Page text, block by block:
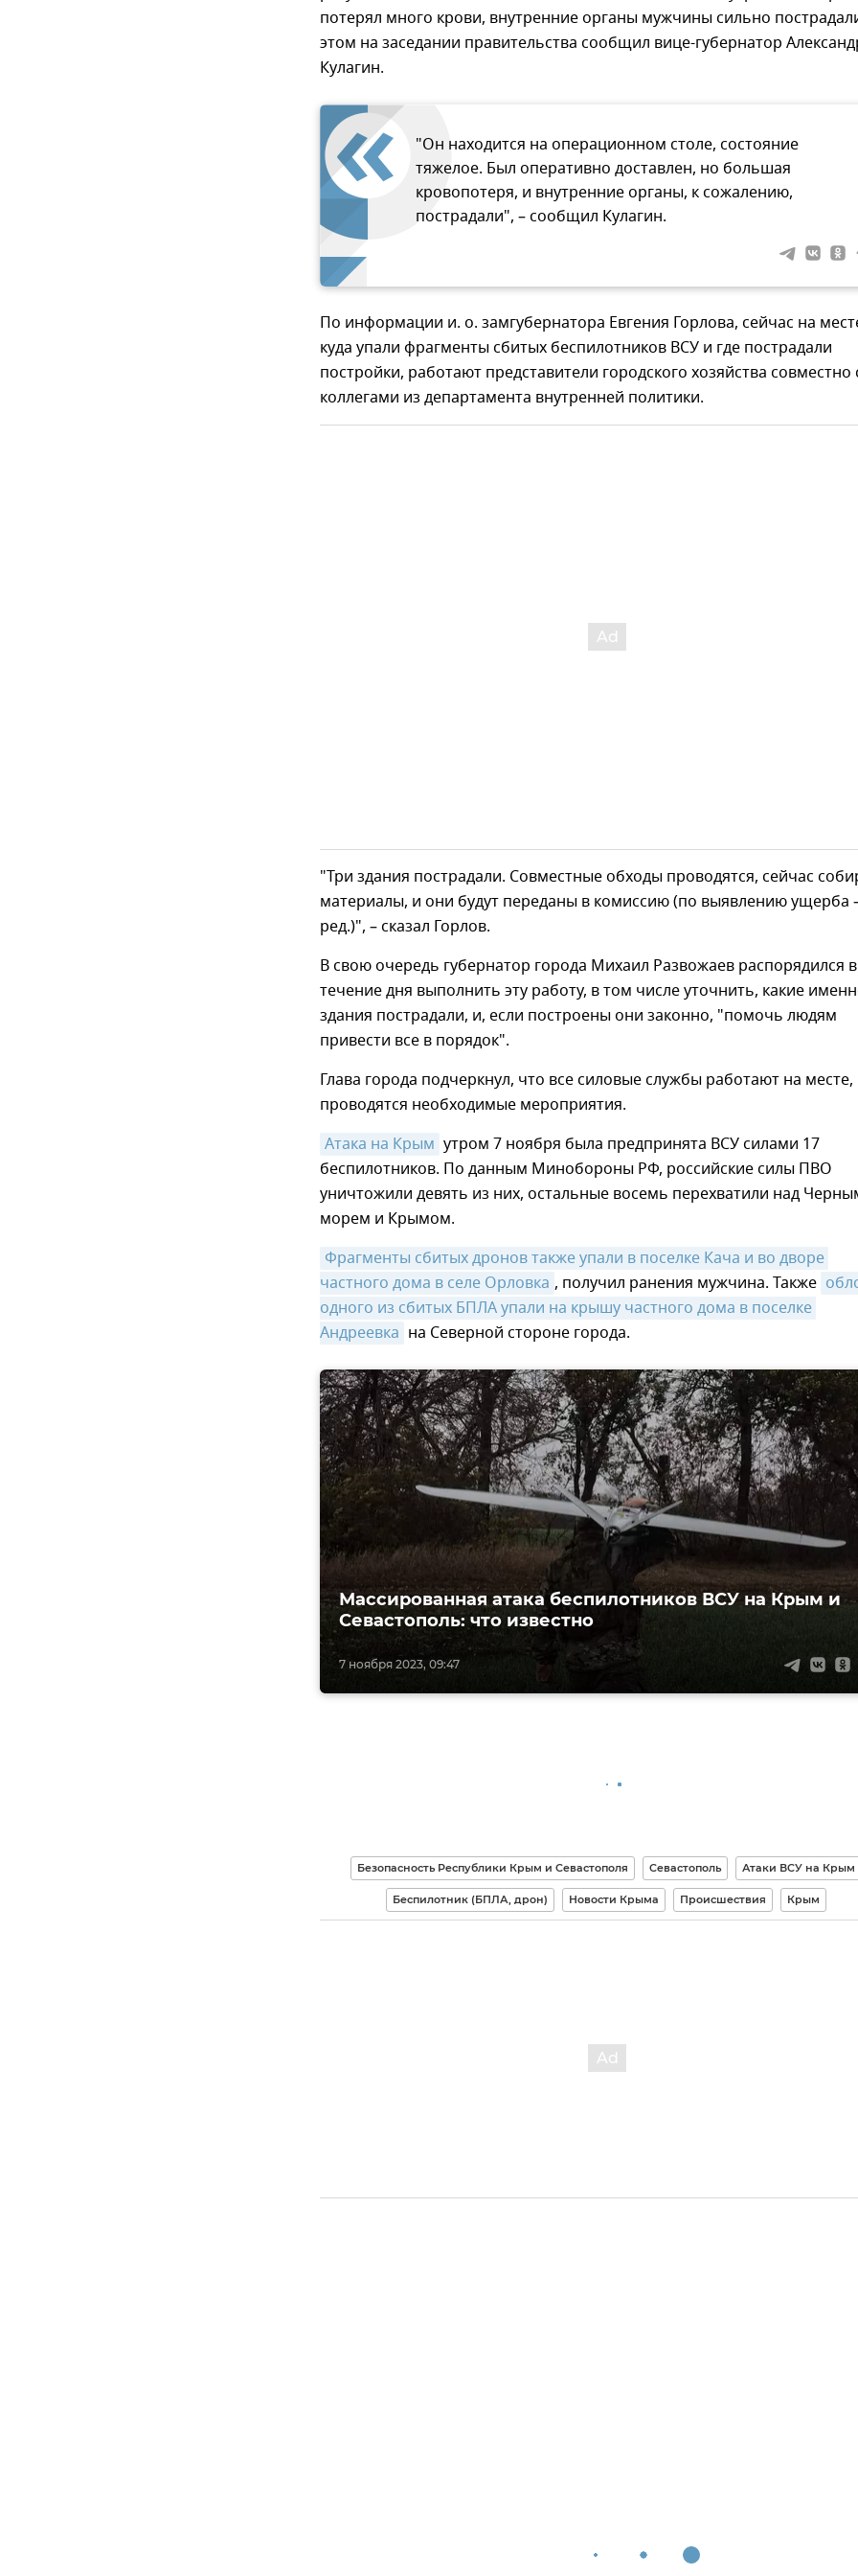
потерял много крови, внутренние органы мужчины сильно
этом на заседании правительства сообщил вице-губернатор
Кулагин.
"Он находится на операционном столе, состояние
тяжелое. Был оперативно доставлен, но большая
кровопотеря, и внутренние органы, к сожалению,
пострадали", – сообщил Кулагин.
По информации и. о. замгубернатора Евгения Горлова, сейчас на
куда упали фрагменты сбитых беспилотников ВСУ и где пострадали
постройки, работают представители городского хозяйства совместно
коллегами из департамента внутренней политики.
"Три здания пострадали. Совместные обходы проводятся, сейчас
материалы, и они будут переданы в комиссию (по выявлению ущерба
ред.)", – сказал Горлов.
В свою очередь губернатор города Михаил Развожаев распорядился в
течение дня выполнить эту работу, в том числе уточнить, какие
здания пострадали, и, если построены они законно, "помочь людям
привести все в порядок".
Глава города подчеркнул, что все силовые службы работают на месте,
проводятся необходимые мероприятия.
Атака на Крым утром 7 ноября была предпринята ВСУ силами 17
беспилотников. По данным Минобороны РФ, российские силы ПВО
уничтожили девять из них, остальные восемь перехватили над
морем и Крымом.
Фрагменты сбитых дронов также упали в поселке Кача и во дворе
частного дома в селе Орловка , получил ранения мужчина. Также
одного из сбитых БПЛА упали на крышу частного дома в поселке
Андреевка на Северной стороне города.
7 ноября 2023, 09:47
Массированная атака беспилотников ВСУ на Крым и
Севастополь: что известно
Безопасность Республики Крым и Севастополя Севастополь Атаки ВСУ на Крым
Беспилотник (БПЛА, дрон) Новости Крыма Происшествия Крым